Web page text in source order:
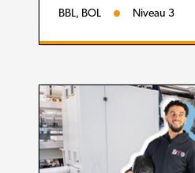
BBL, BOL Niveau 3